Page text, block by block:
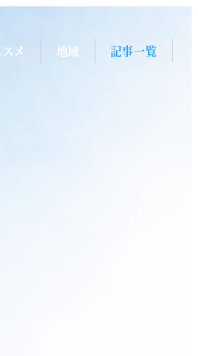
メ 地域 記事一覧